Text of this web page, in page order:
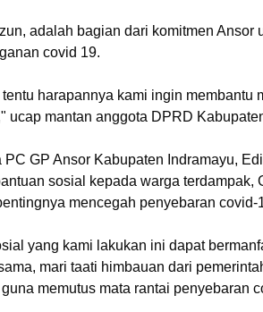
adalah bagian dari komitmen
covid 19.
harapannya kami ingin
ucap mantan anggota DPRD
PC GP Ansor Kabupaten Indramayu,
sosial kepada warga
mencegah penyebaran covid-
yang kami lakukan ini dapat
mari taati himbauan dari
memutus mata rantai penyebaran